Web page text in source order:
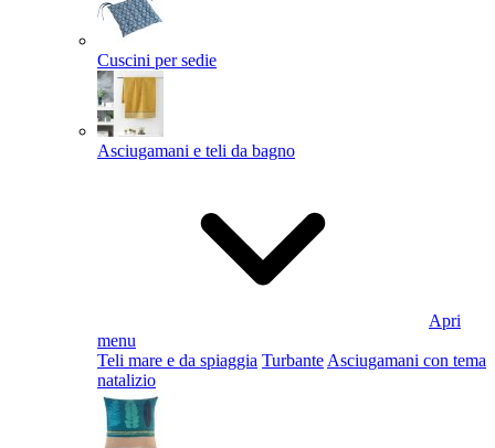
Cuscini per sedie
Asciugamani e teli da bagno
Apri
menu
Teli mare e da spiaggia Turbante Asciugamani con tema
natalizio